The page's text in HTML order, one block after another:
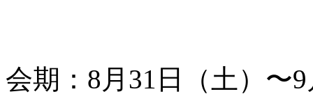
会期：8月31日（土）〜